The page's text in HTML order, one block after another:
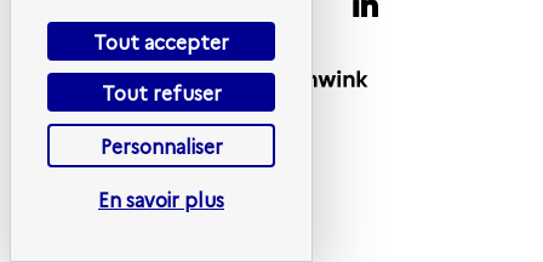
Powered by
Tout accepter
Tout refuser
Personnaliser
En savoir plus